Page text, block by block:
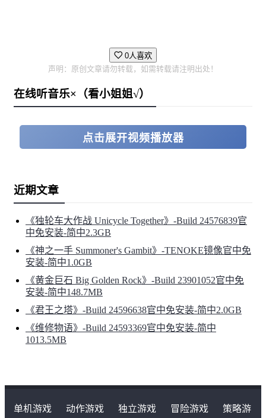
0人喜欢
声明：原创文章请勿转载，如需转载请注明出处！
在线听音乐×（看小姐姐√）
点击展开视频播放器
近期文章
《独轮车大作战 Unicycle Together》-Build 24576839官
中免安装-简中2.3GB
《神之一手 Summoner's Gambit》-TENOKE镜像官中免
安装-简中1.0GB
《黄金巨石 Big Golden Rock》-Build 23901052官中免
安装-简中148.7MB
《君王之塔》-Build 24596638官中免安装-简中2.0GB
《维修物语》-Build 24593369官中免安装-简中
1013.5MB
单机游戏 动作游戏 独立游戏 冒险游戏
策略游